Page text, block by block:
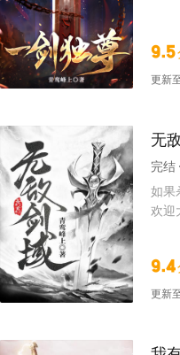
9.5
更新
无
完结
如果
欢迎
9.4
更新